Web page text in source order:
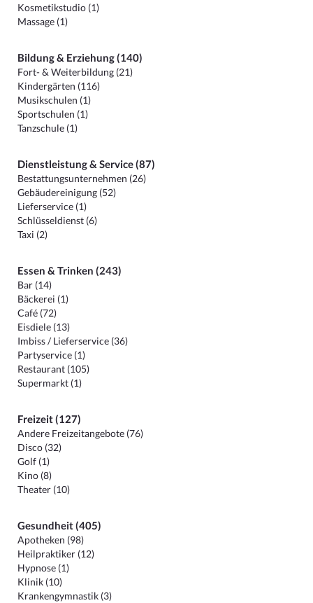
Kosmetikstudio (1)
Massage (1)
Bildung & Erziehung (140)
Fort- & Weiterbildung (21)
Kindergärten (116)
Musikschulen (1)
Sportschulen (1)
Tanzschule (1)
Dienstleistung & Service (87)
Bestattungsunternehmen (26)
Gebäudereinigung (52)
Lieferservice (1)
Schlüsseldienst (6)
Taxi (2)
Essen & Trinken (243)
Bar (14)
Bäckerei (1)
Café (72)
Eisdiele (13)
Imbiss / Lieferservice (36)
Partyservice (1)
Restaurant (105)
Supermarkt (1)
Freizeit (127)
Andere Freizeitangebote (76)
Disco (32)
Golf (1)
Kino (8)
Theater (10)
Gesundheit (405)
Apotheken (98)
Heilpraktiker (12)
Hypnose (1)
Klinik (10)
Krankengymnastik (3)